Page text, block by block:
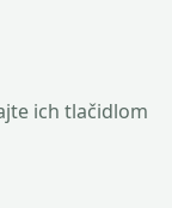
ich tlačidlom